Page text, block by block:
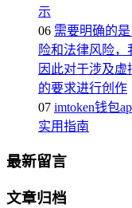
示
06 需要明确的
险和法律风险，
因此对于涉及
的要求进行创作
07 imtoken钱包
实用指南
最新留言
文章归档